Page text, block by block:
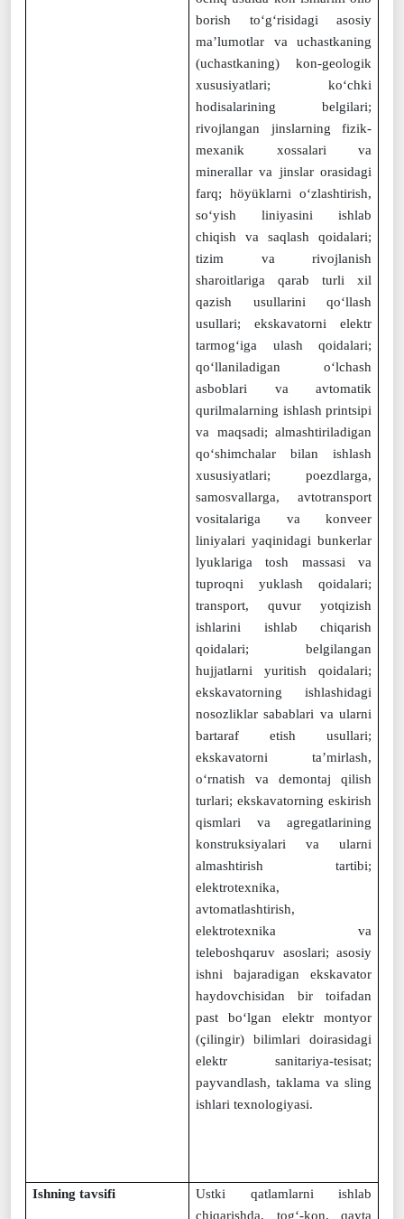
borish to‘g‘risidagi asosiy
ma’lumotlar va uchastkaning
(uchastkaning) kon-geologik
xususiyatlari; ko‘chki
hodisalarining belgilari;
rivojlangan jinslarning fizik-
mexanik xossalari va
minerallar va jinslar orasidagi
farq; höyüklarni o‘zlashtirish,
so‘yish liniyasini ishlab
chiqish va saqlash qoidalari;
tizim va rivojlanish
sharoitlariga qarab turli xil
qazish usullarini qo‘llash
usullari; ekskavatorni elektr
tarmog‘iga ulash qoidalari;
qo‘llaniladigan o‘lchash
asboblari va avtomatik
qurilmalarning ishlash printsipi
va maqsadi; almashtiriladigan
qo‘shimchalar bilan ishlash
xususiyatlari; poezdlarga,
samosvallarga, avtotransport
vositalariga va konveer
liniyalari yaqinidagi bunkerlar
lyuklariga tosh massasi va
tuproqni yuklash qoidalari;
transport, quvur yotqizish
ishlarini ishlab chiqarish
qoidalari; belgilangan
hujjatlarni yuritish qoidalari;
ekskavatorning ishlashidagi
nosozliklar sabablari va ularni
bartaraf etish usullari;
ekskavatorni ta’mirlash,
o‘rnatish va demontaj qilish
turlari; ekskavatorning eskirish
qismlari va agregatlarining
konstruksiyalari va ularni
almashtirish tartibi;
elektrotexnika,
avtomatlashtirish,
elektrotexnika va
teleboshqaruv asoslari; asosiy
ishni bajaradigan ekskavator
haydovchisidan bir toifadan
past bo‘lgan elektr montyor
(çilingir) bilimlari doirasidagi
elektr sanitariya-tesisat;
payvandlash, taklama va sling
ishlari texnologiyasi.
Ishning tavsifi
Ustki qatlamlarni ishlab
chiqarishda, tog‘-kon, qayta